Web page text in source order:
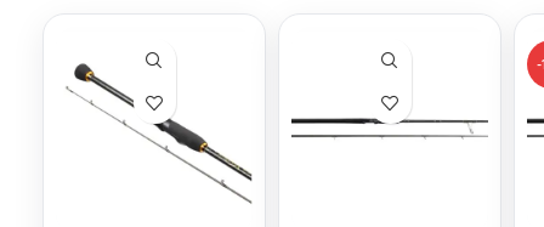
-